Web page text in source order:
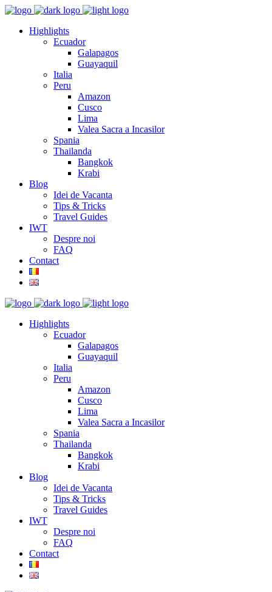
Highlights
Ecuador
Galapagos
Guayaquil
Italia
Peru
Amazon
Cusco
Lima
Valea Sacra a Incasilor
Spania
Thailanda
Bangkok
Krabi
Blog
Idei de Vacanta
Tips & Tricks
Travel Guides
IWT
Despre noi
FAQ
Contact
Highlights
Ecuador
Galapagos
Guayaquil
Italia
Peru
Amazon
Cusco
Lima
Valea Sacra a Incasilor
Spania
Thailanda
Bangkok
Krabi
Blog
Idei de Vacanta
Tips & Tricks
Travel Guides
IWT
Despre noi
FAQ
Contact